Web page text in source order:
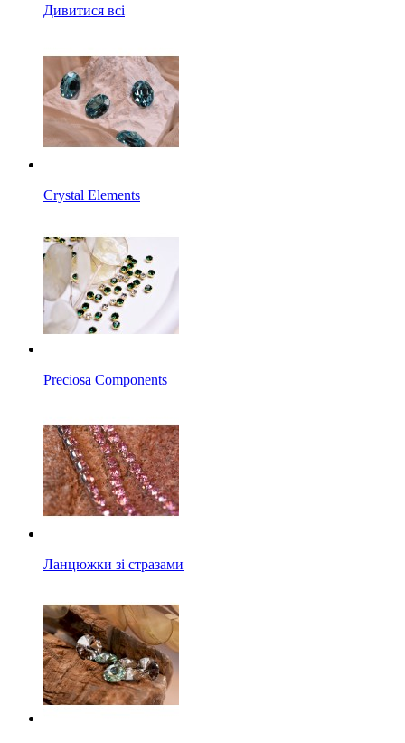
Дивитися всі
Crystal Elements
Preciosa Components
Ланцюжки зі стразами